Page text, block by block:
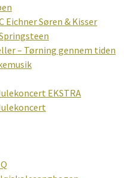
Eichner Søren & Kisser
– Tørning gennem tiden
EKSTRA